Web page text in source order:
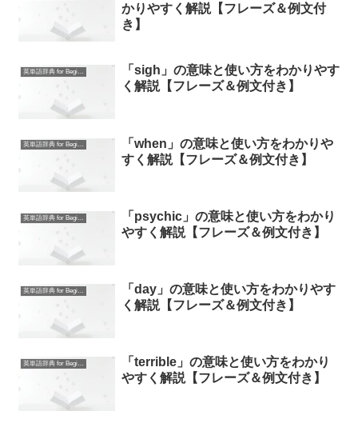
かりやすく解説【フレーズ＆例文付
き】
英単語辞典 for Beginners
「sigh」の意味と使い方をわかりやす
く解説【フレーズ＆例文付き】
英単語辞典 for Beginners
「when」の意味と使い方をわかりや
すく解説【フレーズ＆例文付き】
英単語辞典 for Beginners
「psychic」の意味と使い方をわかり
やすく解説【フレーズ＆例文付き】
英単語辞典 for Beginners
「day」の意味と使い方をわかりやす
く解説【フレーズ＆例文付き】
英単語辞典 for Beginners
「terrible」の意味と使い方をわかり
やすく解説【フレーズ＆例文付き】